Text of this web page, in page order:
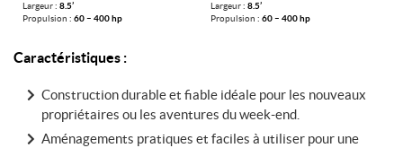
Largeur : 8.5’
Propulsion : 60 – 400 hp
Largeur : 8.5’
Propulsion : 60 – 400 hp
Caractéristiques :
Construction durable et fiable idéale pour les nouveaux
propriétaires ou les aventures du week-end.
Aménagements pratiques et faciles à utiliser pour une